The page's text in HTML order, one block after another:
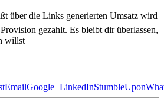
über die Links generierten Umsatz wird
gezahlt. Es bleibt dir überlassen,
willst
EmailGoogle+LinkedInStumbleUpon